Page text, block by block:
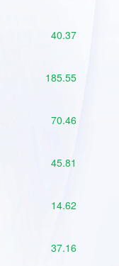
40.37
185.55
70.46
45.81
14.62
37.16